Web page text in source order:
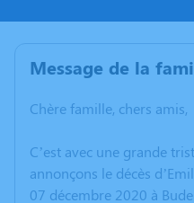
Message de la
Chère famille, chers amis,
C’est avec une grande
annonçons le décès
07 décembre 2020 à